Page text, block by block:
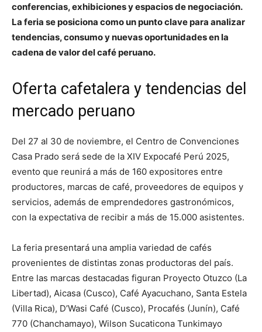
conferencias, exhibiciones y espacios de negociación.
La feria se posiciona como un punto clave para analizar
tendencias, consumo y nuevas oportunidades en la
cadena de valor del café peruano.
Oferta cafetalera y tendencias del
mercado peruano
Del 27 al 30 de noviembre, el Centro de Convenciones
Casa Prado será sede de la XIV Expocafé Perú 2025,
evento que reunirá a más de 160 expositores entre
productores, marcas de café, proveedores de equipos y
servicios, además de emprendedores gastronómicos,
con la expectativa de recibir a más de 15.000 asistentes.
La feria presentará una amplia variedad de cafés
provenientes de distintas zonas productoras del país.
Entre las marcas destacadas figuran Proyecto Otuzco (La
Libertad), Aicasa (Cusco), Café Ayacuchano, Santa Estela
(Villa Rica), D’Wasi Café (Cusco), Procafés (Junín), Café
770 (Chanchamayo), Wilson Sucaticona Tunkimayo